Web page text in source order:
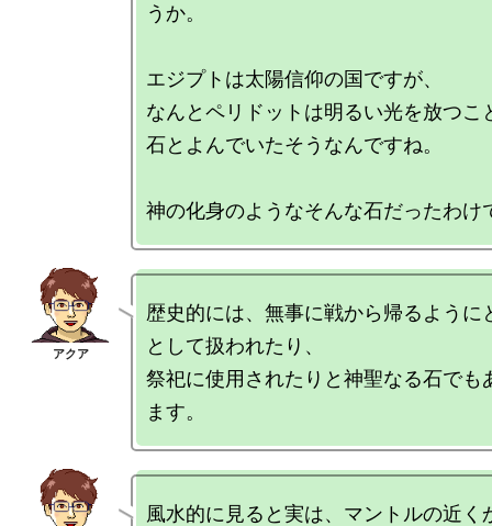
うか。
エジプトは太陽信仰の国ですが、
なんとペリドットは明るい光を放つこ
石とよんでいたそうなんですね。
歴史的には、無事に戦から帰るように
として扱われたり、
祭祀に使用されたりと神聖なる石でも
風水的に見ると実は、マントルの近く